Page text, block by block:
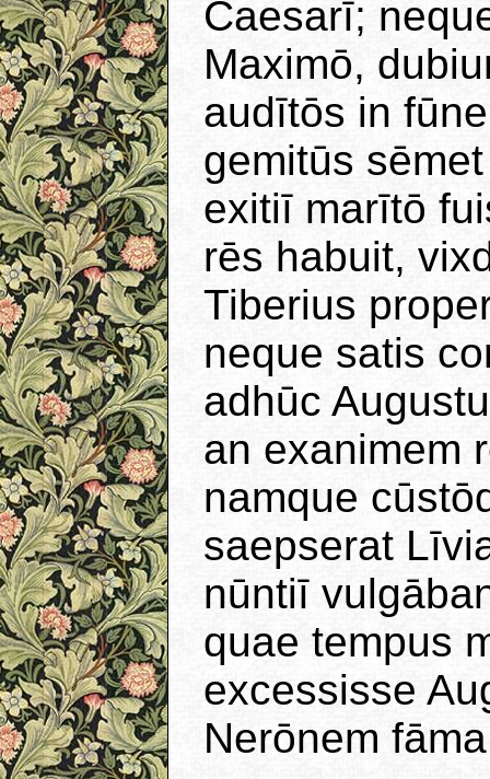
Caesarī;
Maximō,
audītōs in
gemitūs
exitiī marītō
rēs habuit,
Tiberius
neque satis
adhūc
an exanimem
namque
saepserat
nūntiī
quae tempus
excessisse
Nerōnem